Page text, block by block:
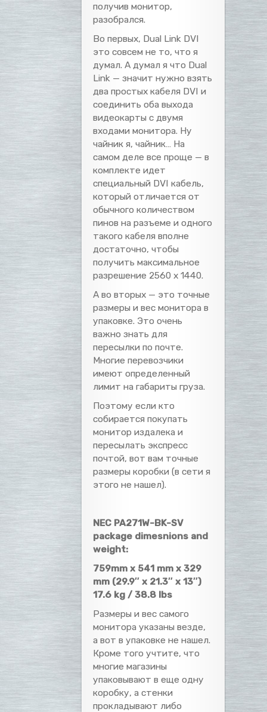
получив монитор,
разобрался.
Во первых, Dual Link DVI
это совсем не то, что я
думал. А думал я что Dual
Link — значит нужно взять
два простых кабеля DVI и
соединить оба выхода
видеокарты с двумя
входами монитора. Ну
чайник я, чайник… На
самом деле все проще — в
комплекте идет
специальный DVI кабель,
который отличается от
обычного количеством
пинов на разъеме и одного
такого кабеля вполне
достаточно, чтобы
получить максимальное
разрешение 2560 x 1440.
А во вторых — это точные
размеры и вес монитора в
упаковке. Это очень
важно знать для
пересылки по почте.
Многие перевозчики
имеют определенный
лимит на габариты груза.
Поэтому если кто
собирается покупать
монитор издалека и
пересылать экспресс
почтой, вот вам точные
размеры коробки (в сети я
этого не нашел).
NEC PA271W-BK-SV
package dimesnions and
weight:
759mm x 541 mm x 329
mm (29.9″ x 21.3″ x 13″)
17.6 kg / 38.8 lbs
Размеры и вес самого
монитора указаны везде,
а вот в упаковке не нашел.
Кроме того учтите, что
многие магазины
упаковывают в еще одну
коробку, а стенки
прокладывают либо